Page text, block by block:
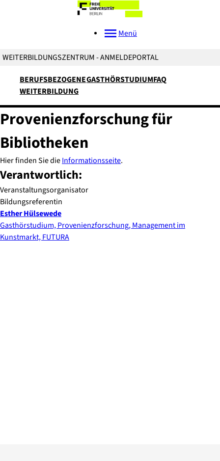
Menü
WEITERBILDUNGSZENTRUM - ANMELDEPORTAL
BERUFSBEZOGENE
WEITERBILDUNG
GASTHÖRSTUDIUMFAQ
Provenienzforschung für
Bibliotheken
Hier finden Sie dieInformationsseite.
Verantwortlich:
Veranstaltungsorganisator
Bildungsreferentin
EstherHülsewede
Gasthörstudium, Provenienzforschung, Management im
Kunstmarkt, FUTURA